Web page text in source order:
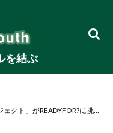
を結ぶ
被災地支援 「気仙椿ドリームプロジェクト」がREADYFOR?に挑戦！